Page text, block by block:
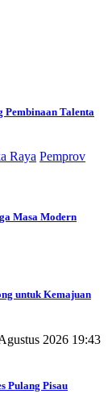
Pembinaan Talenta
Raya Pemprov
Masa Modern
untuk Kemajuan
2026 19:43
Pulang Pisau